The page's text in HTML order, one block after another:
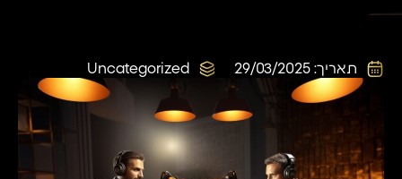
תאריך: 29/03/2025
Uncategorized